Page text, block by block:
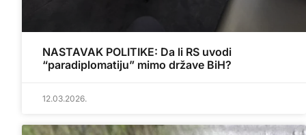
NASTAVAK POLITIKE: Da li RS uvodi
“paradiplomatiju” mimo države BiH?
12.03.2026.